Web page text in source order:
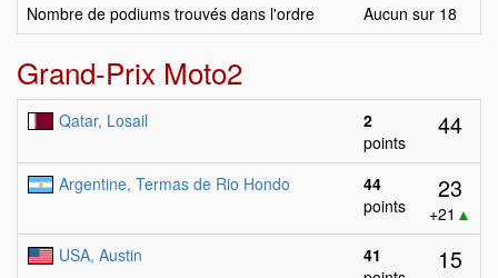
Nombre de podiums trouvés dans l'ordre Aucun sur 18
Grand-Prix Moto2
Qatar, Losail
2
points
44
Argentine, Termas de Rio Hondo
44
points
23
+21 ▲
USA, Austin
41
15